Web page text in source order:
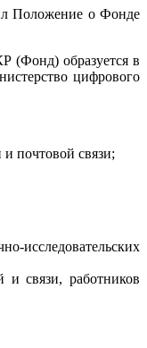
Положение о Фонде
(Фонд) образуется в
цифрового
и почтовой связи;
исследовательских
связи, работников